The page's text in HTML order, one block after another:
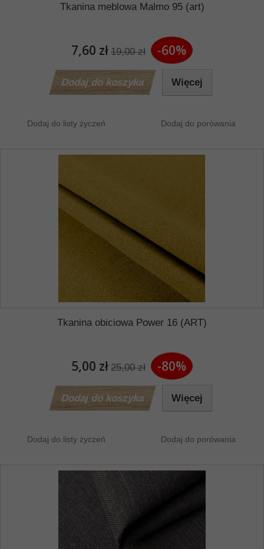
Tkanina meblowa Malmo 95 (art)
7,60 zł 19,00 zł -60%
Dodaj do koszyka Więcej
Dodaj do listy życzeń Dodaj do porówania
Tkanina obiciowa Power 16 (ART)
5,00 zł 25,00 zł -80%
Dodaj do koszyka Więcej
Dodaj do listy życzeń Dodaj do porówania